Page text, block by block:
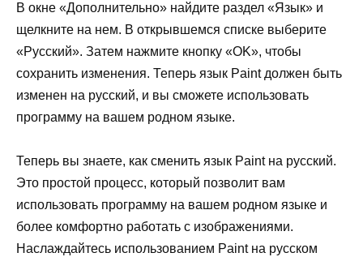
В окне «Дополнительно» найдите раздел «Язык» и
щелкните на нем. В открывшемся списке выберите
«Русский». Затем нажмите кнопку «OK», чтобы
сохранить изменения. Теперь язык Paint должен быть
изменен на русский, и вы сможете использовать
программу на вашем родном языке.
Теперь вы знаете, как сменить язык Paint на русский.
Это простой процесс, который позволит вам
использовать программу на вашем родном языке и
более комфортно работать с изображениями.
Наслаждайтесь использованием Paint на русском